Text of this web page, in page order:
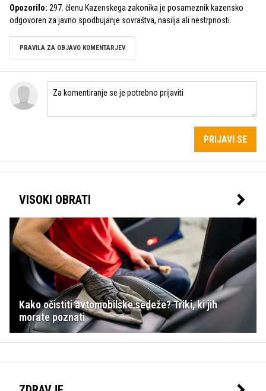
Opozorilo: 297. členu Kazenskega zakonika je posameznik kazensko
odgovoren za javno spodbujanje sovraštva, nasilja ali nestrpnosti.
PRAVILA ZA OBJAVO KOMENTARJEV
PRIJAVI SE
VISOKI OBRATI
Kako očistiti avtomobilske sedeže? Triki, ki jih
morate poznati